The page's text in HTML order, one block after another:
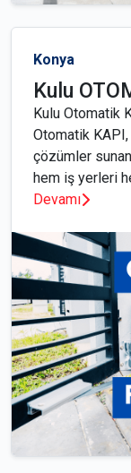
Konya
Kulu
Kulu Otomatik
Otomatik KAPI,
çözümler
hem iş yerleri
Devamı